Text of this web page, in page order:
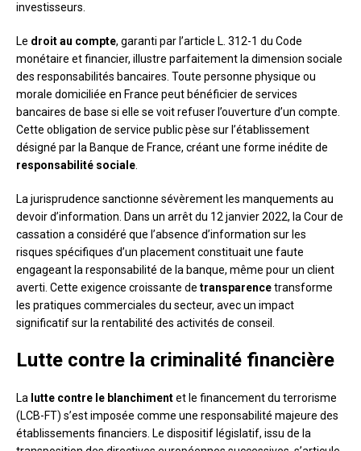
investisseurs.
Le droit au compte, garanti par l’article L. 312-1 du Code
monétaire et financier, illustre parfaitement la dimension sociale
des responsabilités bancaires. Toute personne physique ou
morale domiciliée en France peut bénéficier de services
bancaires de base si elle se voit refuser l’ouverture d’un compte.
Cette obligation de service public pèse sur l’établissement
désigné par la Banque de France, créant une forme inédite de
responsabilité sociale
La jurisprudence sanctionne sévèrement les manquements au
devoir d’information. Dans un arrêt du 12 janvier 2022, la Cour de
cassation a considéré que l’absence d’information sur les
risques spécifiques d’un placement constituait une faute
engageant la responsabilité de la banque, même pour un client
averti. Cette exigence croissante de transparencetransforme
les pratiques commerciales du secteur, avec un impact
significatif sur la rentabilité des activités de conseil.
Lutte contre la criminalité financière
La lutte contre le blanchimentet le financement du terrorisme
(LCB-FT) s’est imposée comme une responsabilité majeure des
établissements financiers. Le dispositif législatif, issu de la